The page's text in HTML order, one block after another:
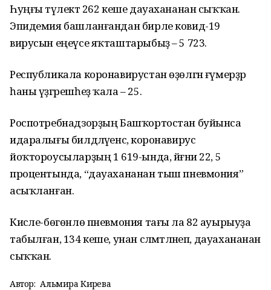
Һуңғы тәүлектә 262 кеше дауахананан сыҡҡан.
Эпидемия башланғандан бирле ковид-19
вирусын еңеүсе яҡташтарыбыҙ – 5 723.
Республикала коронавирустан өҙөлгән ғүмерҙәр
һаны үҙгәрешһеҙ ҡала – 25.
Роспотребнадзорҙың Башҡортостан буйынса
идаралығы билдәләүенсә, коронавирус
йоҡтороусыларҙың 1 619-ында, йәғни 22, 5
процентында, “дауахананан тыш пневмония”
асыҡланған.
Кисәле-бөгөнлө пневмония тағы ла 82 ауырыуҙа
табылған, 134 кеше, унан сәләмәтләнеп, дауахананан
сыҡҡан.
Автор: Альмира Кирәева